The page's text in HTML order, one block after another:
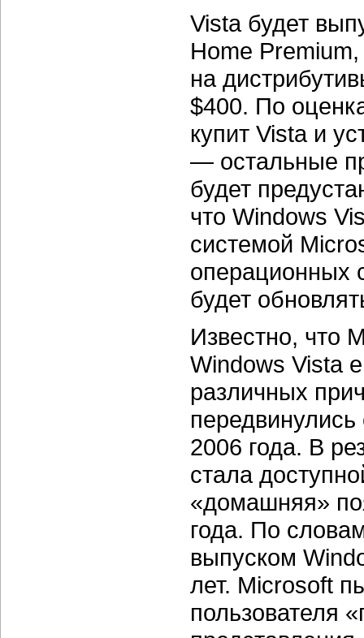
Vista будет
Home
на
$400. По
купит Vista и
— остальные
будет
что Windows
системой
операционных
будет
Известно, что
Windows Vista
различных
2006 года. В
стала
«домашняя»
года. По
выпуском
лет. Microsoft
пользователя